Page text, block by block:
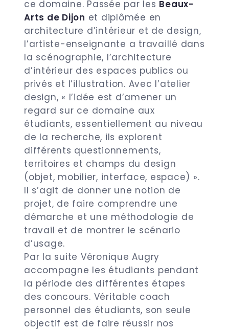
ce domaine. Passée par les Beaux-
Arts de Dijon et diplômée en
architecture d’intérieur et de design,
l’artiste-enseignante a travaillé dans
la scénographie, l’architecture
d’intérieur des espaces publics ou
privés et l’illustration. Avec l’atelier
design, « l’idée est d’amener un
regard sur ce domaine aux
étudiants, essentiellement au niveau
de la recherche, ils explorent
différents questionnements,
territoires et champs du design
(objet, mobilier, interface, espace) ».
Il s’agit de donner une notion de
projet, de faire comprendre une
démarche et une méthodologie de
travail et de montrer le scénario
d’usage.
Par la suite Véronique Augry
accompagne les étudiants pendant
la période des différentes étapes
des concours. Véritable coach
personnel des étudiants, son seule
objectif est de faire réussir nos